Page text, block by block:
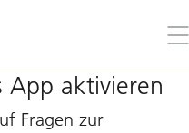
Sie
App aktivieren
Fragen zur